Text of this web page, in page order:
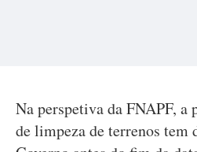
Na perspetiva da FNAPF, a
de limpeza de terrenos tem